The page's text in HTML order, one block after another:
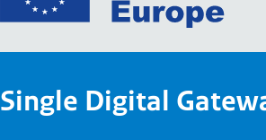
Your
Single Digital